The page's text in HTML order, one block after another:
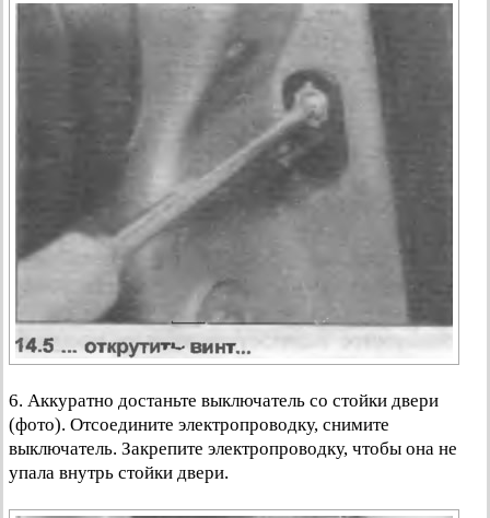
6. Аккуратно достаньте выключатель со стойки двери
(фото). Отсоедините электропроводку, снимите
выключатель. Закрепите электропроводку, чтобы она не
упала внутрь стойки двери.